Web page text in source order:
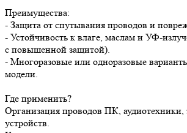
Преимущества:
- Защита от спутывания проводов и
- Устойчивость к влаге, маслам и УФ-
с повышенной защитой).
- Многоразовые или одноразовые
модели.
Где применить?
Организация проводов ПК, аудиотехники,
устройств.